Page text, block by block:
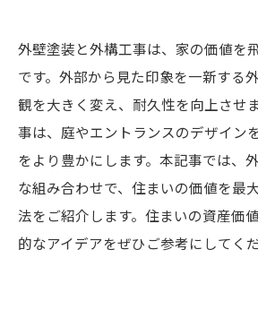
外壁塗装と外構工事は、家の価値を
です。外部から見た印象を一新する
観を大きく変え、耐久性を向上させ
事は、庭やエントランスのデザイン
をより豊かにします。本記事では、
な組み合わせで、住まいの価値を最
法をご紹介します。住まいの資産価
的なアイデアをぜひご参考にしてくだ